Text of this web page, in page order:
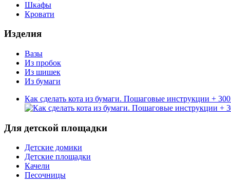
Шкафы
Кровати
Изделия
Вазы
Из пробок
Из шишек
Из бумаги
Как сделать кота из бумаги. Пошаговые инструкции +
Для детской площадки
Детские домики
Детские площадки
Качели
Песочницы